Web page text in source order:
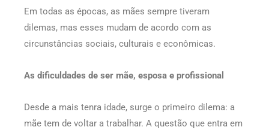
Em todas as épocas, as mães sempre tiveram
dilemas, mas esses mudam de acordo com as
circunstâncias sociais, culturais e econômicas.
As dificuldades de ser mãe, esposa e profissional
Desde a mais tenra idade, surge o primeiro dilema: a
mãe tem de voltar a trabalhar. A questão que entra em